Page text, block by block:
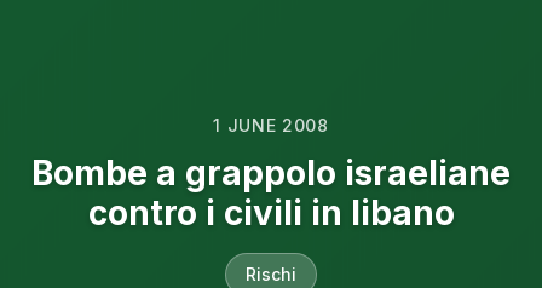
1 JUNE 2008
Bombe a grappolo israeliane
contro i civili in libano
Rischi